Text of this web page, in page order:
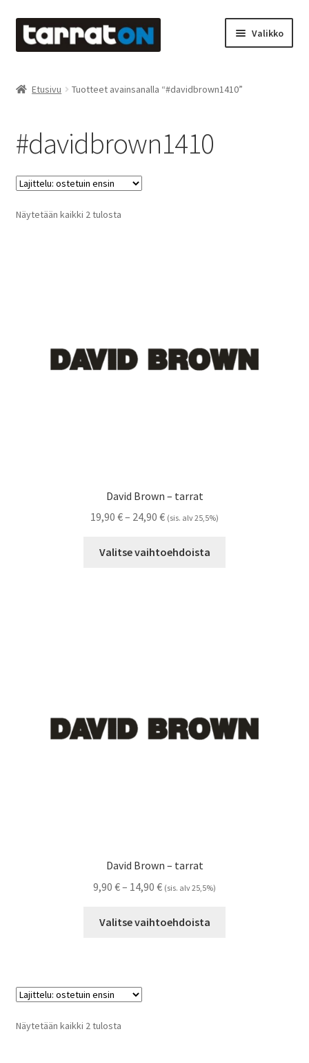
Siirry
navigointiin
Siirry
sisältöön
Valikko
Laserleikkaus & -kaiverrus
Mainosteippaukset & teippausten poisto
Muovitarrat & tulostetut tarrat
Silityskuvioiden kiinnitysohjeet
Etusivu Tuotteet avainsanalla “#davidbrown1410”
#davidbrown1410
Näytetään kaikki 2 tulostaSuosituimmat
David Brown – tarrat
19,90 €– 24,90 €Hintaluokka:
-
(sis. alv 25,5%)
Valitse vaihtoehdoista
David Brown – tarrat
9,90 €– 14,90 €Hintaluokka:
-
(sis. alv 25,5%)
Valitse vaihtoehdoista
Näytetään kaikki 2 tulostaSuosituimmat